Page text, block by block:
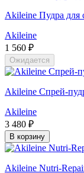
Akileine Пудра для
Akileine
1 560 ₽
Ожидается
Akileine Спрей-
Akileine
3 480 ₽
В корзину
Akileine Nutri-